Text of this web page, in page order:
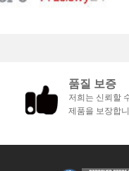
품질 보증
저희는 신뢰할
제품을 보장합